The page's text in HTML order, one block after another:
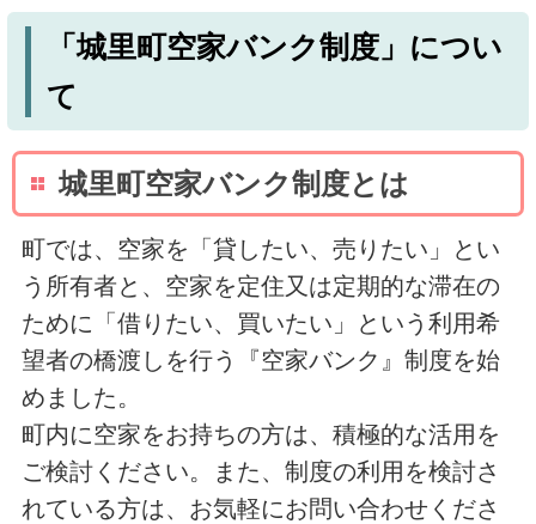
「城里町空家バンク制度」につい
て
城里町空家バンク制度とは
町では、空家を「貸したい、売りたい」とい
う所有者と、空家を定住又は定期的な滞在の
ために「借りたい、買いたい」という利用希
望者の橋渡しを行う『空家バンク』制度を始
めました。
町内に空家をお持ちの方は、積極的な活用を
ご検討ください。また、制度の利用を検討さ
れている方は、お気軽にお問い合わせくださ